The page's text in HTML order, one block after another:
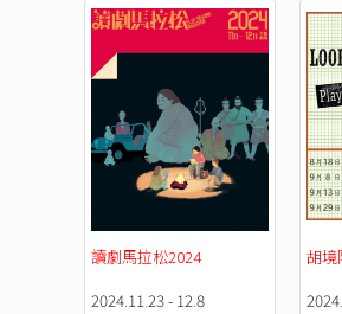
讀劇馬拉松2024
2024.11.23 - 12.8
胡境